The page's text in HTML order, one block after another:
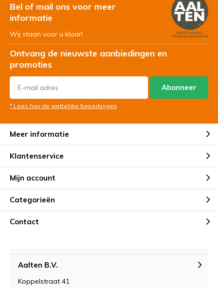
Bel of mail ons voor meer
informatie
Wij staan voor u klaar!
Ontvang de nieuwste aanbiedingen en
promoties
Abonneer
* Lees hier de wettelijke beperkingen
Meer informatie
Klantenservice
Mijn account
Categorieën
Contact
Aalten B.V.
Koppelstraat 41